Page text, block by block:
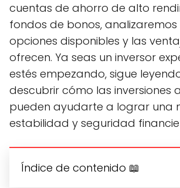
cuentas de ahorro de alto
fondos de bonos,
opciones disponibles y las
ofrecen. Ya seas un inversor
estés empezando, sigue
descubrir cómo las inversiones
pueden ayudarte a lograr una
estabilidad y seguridad
Índice de contenido 📖